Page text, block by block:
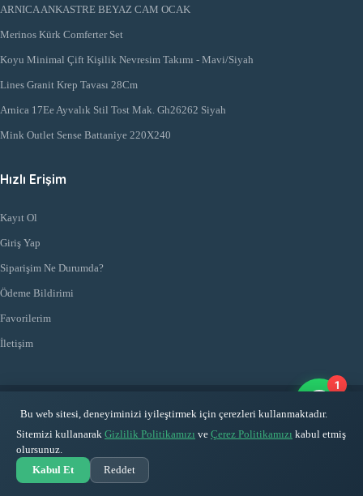
ARNICA ANKASTRE BEYAZ CAM OCAK
Merinos Kürk Comferter Set
Koyu Minimal Çift Kişilik Nevresim Takımı - Mavi/Siyah
Lines Granit Krep Tavası 28Cm
Arnica 17Ee Ayvalık Stil Tost Mak. Gh26262 Siyah
Mink Outlet Sense Battaniye 220X240
Hızlı Erişim
Kayıt Ol
Giriş Yap
Siparişim Ne Durumda?
Ödeme Bildirimi
Favorilerim
İletişim
© 2026Mehmet Doğru Ticaret. Tüm Hakları Saklıdır
1
Bu web sitesi, deneyiminizi iyileştirmek için çerezleri kullanmaktadır.
Sitemizi kullanarak Gizlilik Politikamızı ve Çerez Politikamızı kabul etmiş
olursunuz.
Kabul Et
Reddet